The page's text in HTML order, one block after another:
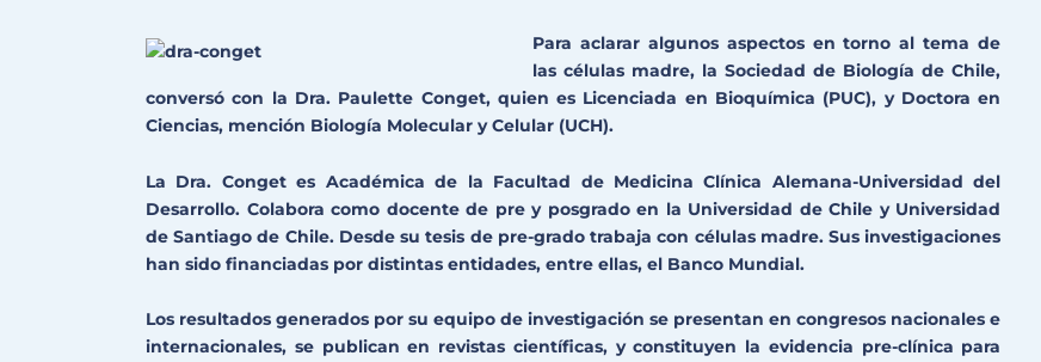
Para aclarar algunos aspectos en torno al tema de
las células madre, la Sociedad de Biología de Chile,
conversó con la Dra. Paulette Conget, quien es Licenciada en Bioquímica (PUC), y Doctora en
Ciencias, mención Biología Molecular y Celular (UCH).
La Dra. Conget es Académica de la Facultad de Medicina Clínica Alemana-Universidad del
Desarrollo. Colabora como docente de pre y posgrado en la Universidad de Chile y Universidad
de Santiago de Chile. Desde su tesis de pre-grado trabaja con células madre. Sus investigaciones
han sido financiadas por distintas entidades, entre ellas, el Banco Mundial.
Los resultados generados por su equipo de investigación se presentan en congresos nacionales e
internacionales, se publican en revistas científicas, y constituyen la evidencia pre-clínica para